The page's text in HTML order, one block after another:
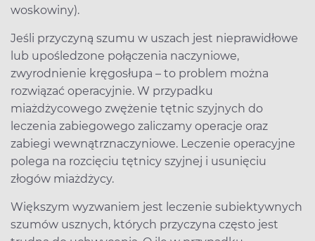
woskowiny).
Jeśli przyczyną szumu w uszach jest nieprawidłowe
lub upośledzone połączenia naczyniowe,
zwyrodnienie kręgosłupa – to problem można
rozwiązać operacyjnie. W przypadku
miażdżycowego zwężenie tętnic szyjnych do
leczenia zabiegowego zaliczamy operacje oraz
zabiegi wewnątrznaczyniowe. Leczenie operacyjne
polega na rozcięciu tętnicy szyjnej i usunięciu
złogów miażdżycy.
Większym wyzwaniem jest leczenie subiektywnych
szumów usznych, których przyczyna często jest